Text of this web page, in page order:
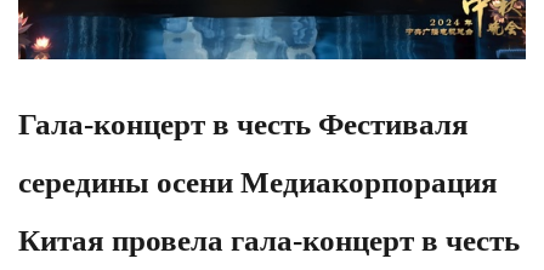
Гала-концерт в честь Фестиваля
середины осени Медиакорпорация
Китая провела гала-концерт в честь